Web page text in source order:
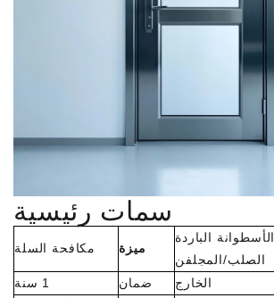
سمات رئيسية
الأسطوانة الباردة
الصلب/المجلفن
ميزة مكافحة السلة
الخارج ضمان
1 سنة